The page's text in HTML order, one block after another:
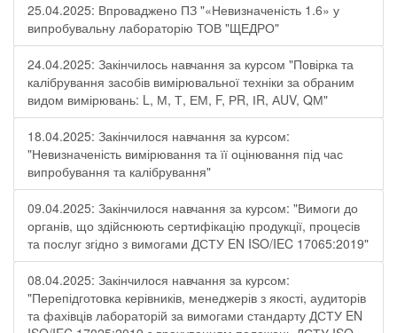
25.04.2025: Впроваджено ПЗ "«Невизначеність 1.6» у
випробувальну лабораторію ТОВ "ЩЕДРО"
24.04.2025: Закінчилось навчання за курсом "Повірка та
калібрування засобів вимірювальної техніки за обраним
видом вимірювань: L, М, Т, ЕМ, F, РR, ІR, АUV, QМ"
18.04.2025: Закінчилося навчання за курсом:
"Невизначеність вимірювання та її оцінювання під час
випробування та калібрування"
09.04.2025: Закінчилося навчання за курсом: "Вимоги до
органів, що здійснюють сертифікацію продукції, процесів
та послуг згідно з вимогами ДСТУ EN ISO/IEC 17065:2019"
08.04.2025: Закінчилося навчання за курсом:
"Перепідготовка керівників, менеджерів з якості, аудиторів
та фахівців лабораторій за вимогами стандарту ДСТУ EN